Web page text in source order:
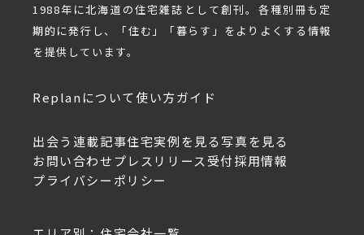
1988年に北海道の住宅雑誌として創刊。各種別冊も定
期的に発行し、「住む」「暮らす」をよりよくする情報
を提供しています。
Replanについて使い方ガイド
出会う 連載記事住宅実例を見る写真を見る
お問い合わせ プレスリリース受付採用情報
プライバシーポリシー